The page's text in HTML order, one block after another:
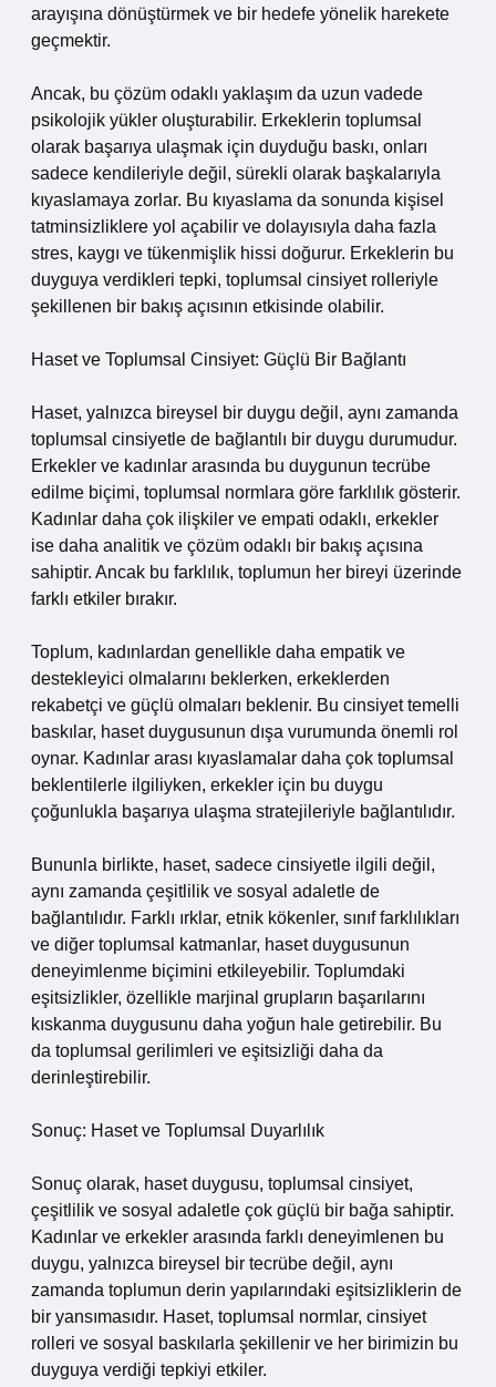
arayışına dönüştürmek ve bir hedefe yönelik harekete
geçmektir.
Ancak, bu çözüm odaklı yaklaşım da uzun vadede
psikolojik yükler oluşturabilir. Erkeklerin toplumsal
olarak başarıya ulaşmak için duyduğu baskı, onları
sadece kendileriyle değil, sürekli olarak başkalarıyla
kıyaslamaya zorlar. Bu kıyaslama da sonunda kişisel
tatminsizliklere yol açabilir ve dolayısıyla daha fazla
stres, kaygı ve tükenmişlik hissi doğurur. Erkeklerin bu
duyguya verdikleri tepki, toplumsal cinsiyet rolleriyle
şekillenen bir bakış açısının etkisinde olabilir.
Haset ve Toplumsal Cinsiyet: Güçlü Bir Bağlantı
Haset, yalnızca bireysel bir duygu değil, aynı zamanda
toplumsal cinsiyetle de bağlantılı bir duygu durumudur.
Erkekler ve kadınlar arasında bu duygunun tecrübe
edilme biçimi, toplumsal normlara göre farklılık gösterir.
Kadınlar daha çok ilişkiler ve empati odaklı, erkekler
ise daha analitik ve çözüm odaklı bir bakış açısına
sahiptir. Ancak bu farklılık, toplumun her bireyi üzerinde
farklı etkiler bırakır.
Toplum, kadınlardan genellikle daha empatik ve
destekleyici olmalarını beklerken, erkeklerden
rekabetçi ve güçlü olmaları beklenir. Bu cinsiyet temelli
baskılar, haset duygusunun dışa vurumunda önemli rol
oynar. Kadınlar arası kıyaslamalar daha çok toplumsal
beklentilerle ilgiliyken, erkekler için bu duygu
çoğunlukla başarıya ulaşma stratejileriyle bağlantılıdır.
Bununla birlikte, haset, sadece cinsiyetle ilgili değil,
aynı zamanda çeşitlilik ve sosyal adaletle de
bağlantılıdır. Farklı ırklar, etnik kökenler, sınıf farklılıkları
ve diğer toplumsal katmanlar, haset duygusunun
deneyimlenme biçimini etkileyebilir. Toplumdaki
eşitsizlikler, özellikle marjinal grupların başarılarını
kıskanma duygusunu daha yoğun hale getirebilir. Bu
da toplumsal gerilimleri ve eşitsizliği daha da
derinleştirebilir.
Sonuç: Haset ve Toplumsal Duyarlılık
Sonuç olarak, haset duygusu, toplumsal cinsiyet,
çeşitlilik ve sosyal adaletle çok güçlü bir bağa sahiptir.
Kadınlar ve erkekler arasında farklı deneyimlenen bu
duygu, yalnızca bireysel bir tecrübe değil, aynı
zamanda toplumun derin yapılarındaki eşitsizliklerin de
bir yansımasıdır. Haset, toplumsal normlar, cinsiyet
rolleri ve sosyal baskılarla şekillenir ve her birimizin bu
duyguya verdiği tepkiyi etkiler.